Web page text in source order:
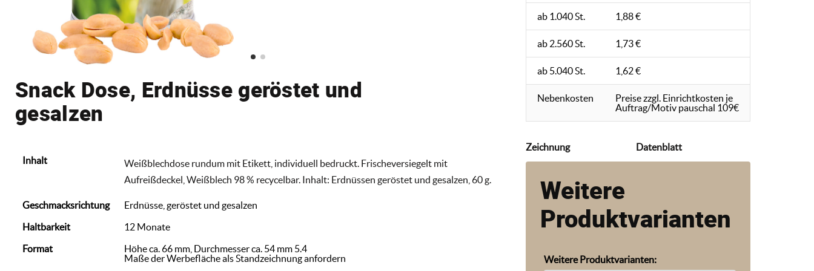
Snack Dose, Erdnüsse geröstet und
gesalzen
Inhalt
Weißblechdose rundum mit Etikett, individuell bedruckt. Frischeversiegelt mit
Aufreißdeckel, Weißblech 98 % recycelbar. Inhalt: Erdnüssen geröstet und gesalzen, 60 g.
Geschmacksrichtung
Erdnüsse, geröstet und gesalzen
Haltbarkeit
12 Monate
Format
Höhe ca. 66 mm, Durchmesser ca. 54 mm 5.4
Maße der Werbefläche als Standzeichnung anfordern
ab 1.040 St. 1,88 €
ab 2.560 St. 1,73 €
ab 5.040 St. 1,62 €
Nebenkosten
Preise zzgl. Einrichtkosten je
Auftrag/Motiv pauschal 109€
Zeichnung Datenblatt
Weitere
Produktvarianten
Weitere Produktvarianten: